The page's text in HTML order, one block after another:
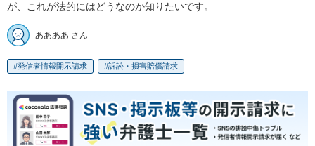
が、これが法的にはどうなのか知りたいです。
ああああ さん
発信者情報開示請求 訴訟・損害賠償請求